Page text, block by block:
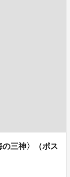
三神〉（ポス